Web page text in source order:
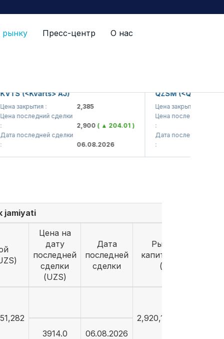
Пресс-центр О нас
(<Kvarts> AJ)
:
последний сделки
2,900( ▲ 204.01 )
последней сделки
06.08.2026
QZSM
Цена закрытия :
Цена последний сделки
Дата последней сделки
jamiyati
Цена на
дату
последней
сделки
(UZS)
Дата
последней
сделки
Рыночная
капитализация
(UZS)
2,920,112,372,282
3914.0 06.08.2026